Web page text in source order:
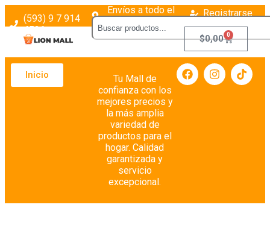
(593) 9 7 914
4526
Envíos a todo el
Registrarse
Login
$0,00 0
Inicio
Tu Mall de
confianza con los
mejores precios y
la más amplia
variedad de
productos para el
hogar. Calidad
garantizada y
servicio
excepcional.